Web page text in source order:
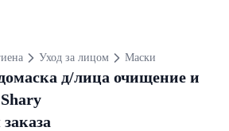
Уход за лицом Маски
д/лица очищение и